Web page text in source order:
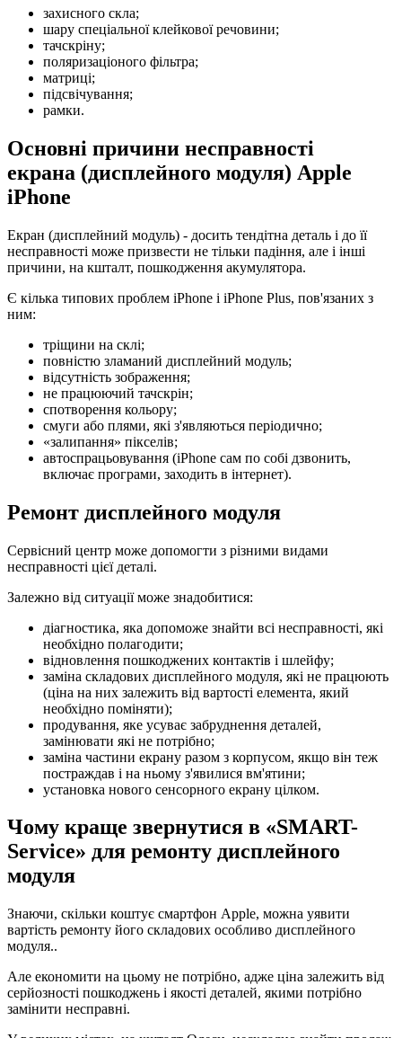
захисного скла;
шару спеціальної клейкової речовини;
тачскріну;
поляризаціоного фільтра;
матриці;
підсвічування;
рамки.
Основні причини несправності
екрана (дисплейного модуля) Apple
iPhone
Екран (дисплейний модуль) - досить тендітна деталь і до її
несправності може призвести не тільки падіння, але і інші
причини, на кшталт, пошкодження акумулятора.
Є кілька типових проблем iPhone і iPhone Plus, пов'язаних з
ним:
тріщини на склі;
повністю зламаний дисплейний модуль;
відсутність зображення;
не працюючий тачскрін;
спотворення кольору;
смуги або плями, які з'являються періодично;
«залипання» пікселів;
автоспрацьовування (iPhone сам по собі дзвонить,
включає програми, заходить в інтернет).
Ремонт дисплейного модуля
Сервісний центр може допомогти з різними видами
несправності цієї деталі.
Залежно від ситуації може знадобитися:
діагностика, яка допоможе знайти всі несправності, які
необхідно полагодити;
відновлення пошкоджених контактів і шлейфу;
заміна складових дисплейного модуля, які не працюють
(ціна на них залежить від вартості елемента, який
необхідно поміняти);
продування, яке усуває забруднення деталей,
замінювати які не потрібно;
заміна частини екрану разом з корпусом, якщо він теж
постраждав і на ньому з'явилися вм'ятини;
установка нового сенсорного екрану цілком.
Чому краще звернутися в «SMART-
Service» для ремонту дисплейного
модуля
Знаючи, скільки коштує смартфон Apple, можна уявити
вартість ремонту його складових особливо дисплейного
модуля..
Але економити на цьому не потрібно, адже ціна залежить від
серйозності пошкоджень і якості деталей, якими потрібно
замінити несправні.